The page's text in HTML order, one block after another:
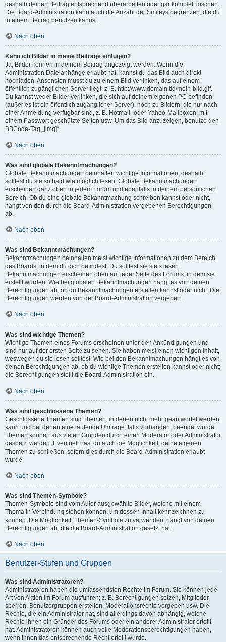
deshalb deinen Beitrag entsprechend überarbeiten oder gar komplett löschen.
Die Board-Administration kann auch die Anzahl der Smileys begrenzen, die du
in einem Beitrag benutzen kannst.
Nach oben
Kann ich Bilder in meine Beiträge einfügen?
Ja, Bilder können in deinem Beitrag angezeigt werden. Wenn die
Administration Dateianhänge erlaubt hat, kannst du das Bild auch direkt
hochladen. Ansonsten musst du zu einem Bild verlinken, das auf einem
öffentlich zugänglichen Server liegt, z. B. http://www.domain.tld/mein-bild.gif.
Du kannst weder Bilder verlinken, die sich auf deinem eigenen PC befinden
(außer es ist ein öffentlich zugänglicher Server), noch zu Bildern, die nur nach
einer Anmeldung verfügbar sind, z. B. Hotmail- oder Yahoo-Mailboxen, mit
einem Passwort geschützte Seiten usw. Um das Bild anzuzeigen, benutze den
BBCode-Tag „[img]“.
Nach oben
Was sind globale Bekanntmachungen?
Globale Bekanntmachungen beinhalten wichtige Informationen, deshalb
solltest du sie so bald wie möglich lesen. Globale Bekanntmachungen
erscheinen ganz oben in jedem Forum und ebenfalls in deinem persönlichen
Bereich. Ob du eine globale Bekanntmachung schreiben kannst oder nicht,
hängt von den durch die Board-Administration vergebenen Berechtigungen
ab.
Nach oben
Was sind Bekanntmachungen?
Bekanntmachungen beinhalten meist wichtige Informationen zu dem Bereich
des Boards, in dem du dich befindest. Du solltest sie stets lesen.
Bekanntmachungen erscheinen oben auf jeder Seite des Forums, in dem sie
erstellt wurden. Wie bei globalen Bekanntmachungen hängt es von deinen
Berechtigungen ab, ob du Bekanntmachungen erstellen kannst oder nicht. Die
Berechtigungen werden von der Board-Administration vergeben.
Nach oben
Was sind wichtige Themen?
Wichtige Themen eines Forums erscheinen unter den Ankündigungen und
sind nur auf der ersten Seite zu sehen. Sie haben meist einen wichtigen Inhalt,
weswegen du sie lesen solltest. Wie bei den Bekanntmachungen hängt es von
deinen Berechtigungen ab, ob du wichtige Themen erstellen kannst oder nicht;
die Berechtigungen stellt die Board-Administration ein.
Nach oben
Was sind geschlossene Themen?
Geschlossene Themen sind Themen, in denen nicht mehr geantwortet werden
kann und bei denen eine laufende Umfrage, falls vorhanden, beendet wurde.
Themen können aus vielen Gründen durch einen Moderator oder Administrator
gesperrt werden. Eventuell hast du auch die Möglichkeit, deine eigenen
Themen zu schließen, sofern dies durch die Board-Administration erlaubt
wurde.
Nach oben
Was sind Themen-Symbole?
Themen-Symbole sind vom Autor ausgewählte Bilder, welche mit einem
Thema in Verbindung stehen können, um dessen Inhalt kennzeichnen zu
können. Die Möglichkeit, Themen-Symbole zu verwenden, hängt von deinen
Berechtigungen ab, die die Board-Administration gesetzt hat.
Nach oben
Benutzer-Stufen und Gruppen
Was sind Administratoren?
Administratoren haben die umfassendsten Rechte im Forum. Sie können jede
Art von Aktion im Forum ausführen; z. B. Berechtigungen setzen, Mitglieder
sperren, Benutzergruppen erstellen, Moderationsrechte vergeben usw. Die
Rechte, die ein Administrator hat, sind allerdings davon abhängig, welche
Rechte ihnen ein Gründer des Forums oder ein anderer Administrator erteilt
hat. Administratoren können auch volle Moderationsberechtigungen haben,
wenn ihnen das entsprechende Recht erteilt wurde.